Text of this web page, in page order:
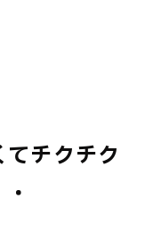
チクチク